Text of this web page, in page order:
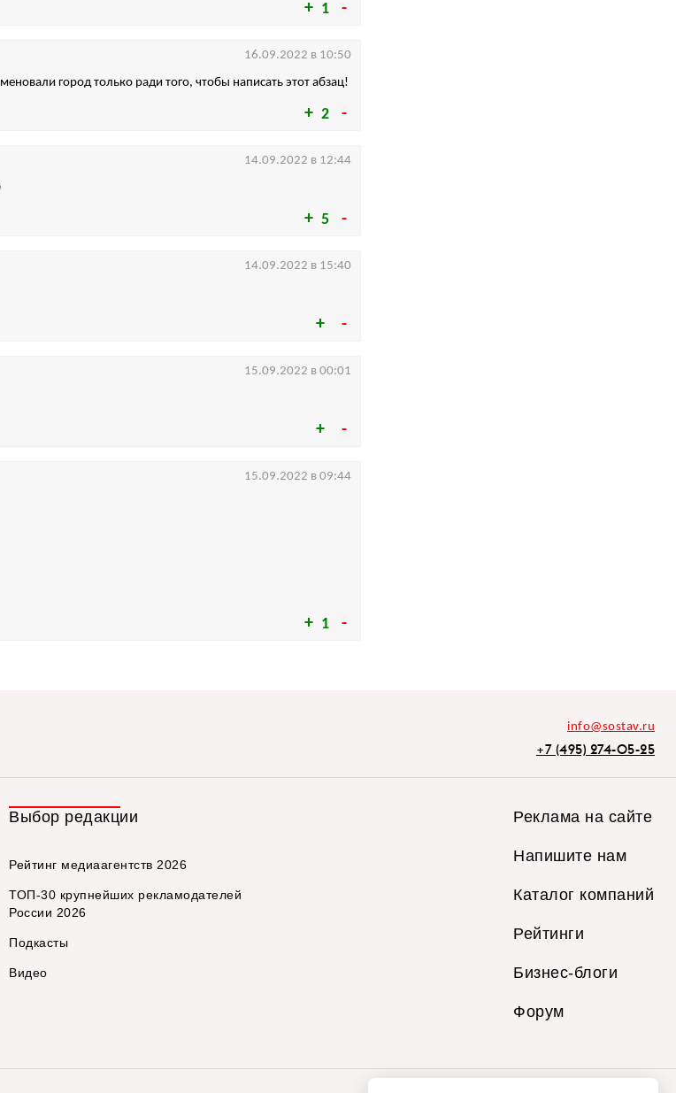
1
2
город только ради того, чтобы написать этот абзац!
16.09.2022 в 10:50
5
14.09.2022 в 12:44
14.09.2022 в 15:40
15.09.2022 в 00:01
1
15.09.2022 в 09:44
info@sostav.ru
+7 (495) 274-05-25
Выбор редакции
Рейтинг медиаагентств 2026
ТОП-30 крупнейших рекламодателей
России 2026
Подкасты
Видео
Реклама на сайте
Напишите нам
Каталог компаний
Рейтинги
Бизнес-блоги
Форум